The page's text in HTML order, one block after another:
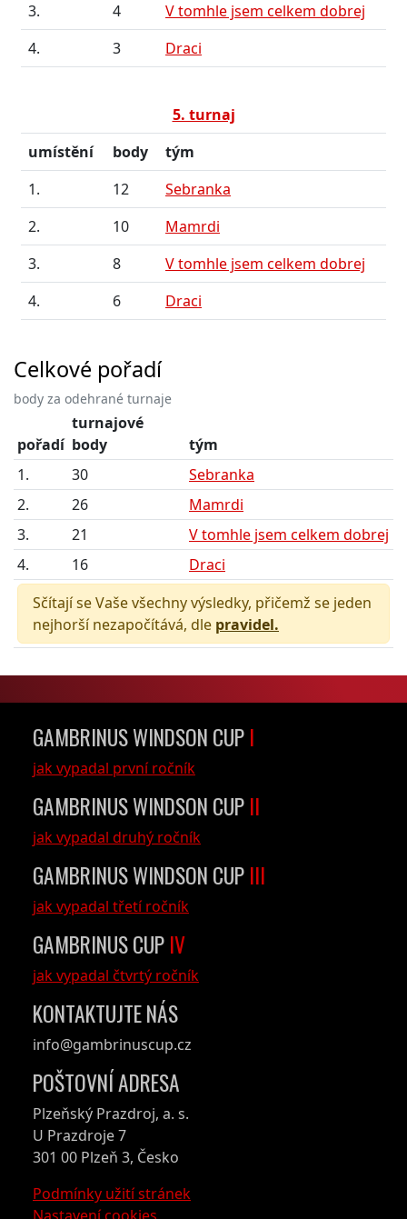
3.
4
V tomhle jsem celkem dobrej
4.
3 Draci
5. turnaj
umístění
body
tým
1.
12
Sebranka
2.
10
Mamrdi
3.
8
V tomhle jsem celkem dobrej
4.
6 Draci
Celkové pořadí
body za odehrané turnaje
pořadí
turnajové
body
tým
1.
30
Sebranka
2.
26
Mamrdi
3.
21
V tomhle jsem celkem dobrej
4.
16
Draci
Sčítají se Vaše všechny výsledky, přičemž se jeden
nejhorší nezapočítává, dle pravidel.
GAMBRINUS WINDSON CUP I
jak vypadal první ročník
GAMBRINUS WINDSON CUP II
jak vypadal druhý ročník
GAMBRINUS WINDSON CUP III
jak vypadal třetí ročník
GAMBRINUS CUP IV
jak vypadal čtvrtý ročník
KONTAKTUJTE NÁS
info@gambrinuscup.cz
POŠTOVNÍ ADRESA
Plzeňský Prazdroj, a. s.
U Prazdroje 7
301 00 Plzeň 3, Česko
Podmínky užití stránek